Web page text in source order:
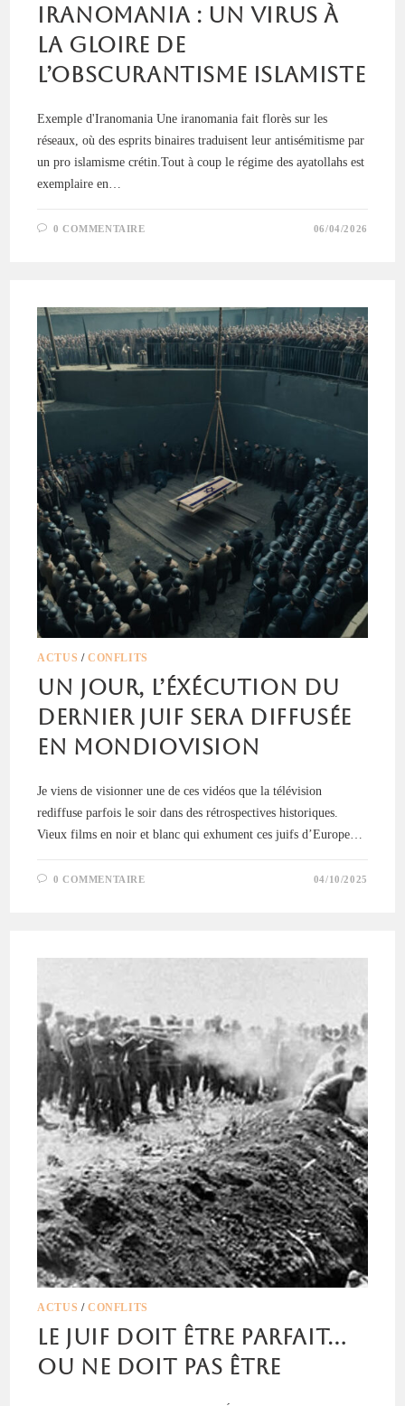
Iranomania : un virus à
la gloire de
l’obscurantisme islamiste
Exemple d'Iranomania Une iranomania fait florès sur les
réseaux, où des esprits binaires traduisent leur antisémitisme par
un pro islamisme crétin.Tout à coup le régime des ayatollahs est
exemplaire en…
0 COMMENTAIRE 06/04/2026
ACTUS /CONFLITS
Un jour, l’éxécution du
dernier juif sera diffusée
en Mondiovision
Je viens de visionner une de ces vidéos que la télévision
rediffuse parfois le soir dans des rétrospectives historiques.
Vieux films en noir et blanc qui exhument ces juifs d’Europe…
0 COMMENTAIRE 04/10/2025
ACTUS /CONFLITS
Le Juif doit être parfait…
ou ne doit pas être